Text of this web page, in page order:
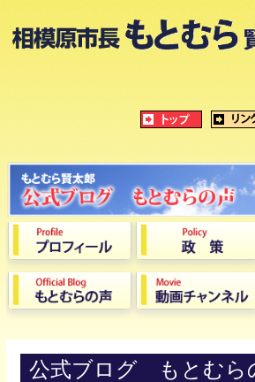
公式ブログ もとむら